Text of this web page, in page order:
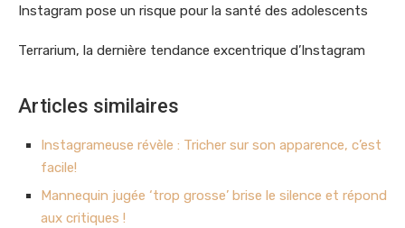
Instagram pose un risque pour la santé des adolescents
Terrarium, la dernière tendance excentrique d’Instagram
Articles similaires
Instagrameuse révèle : Tricher sur son apparence, c’est
facile!
Mannequin jugée ‘trop grosse’ brise le silence et répond
aux critiques !